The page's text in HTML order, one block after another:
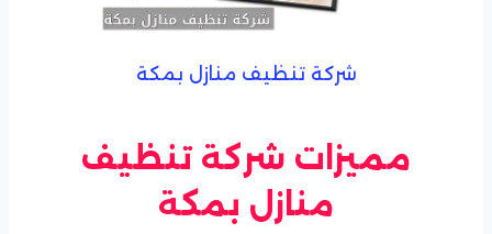
شركة تنظيف منازل بمكة
مميزات شركة تنظيف
منازل بمكة